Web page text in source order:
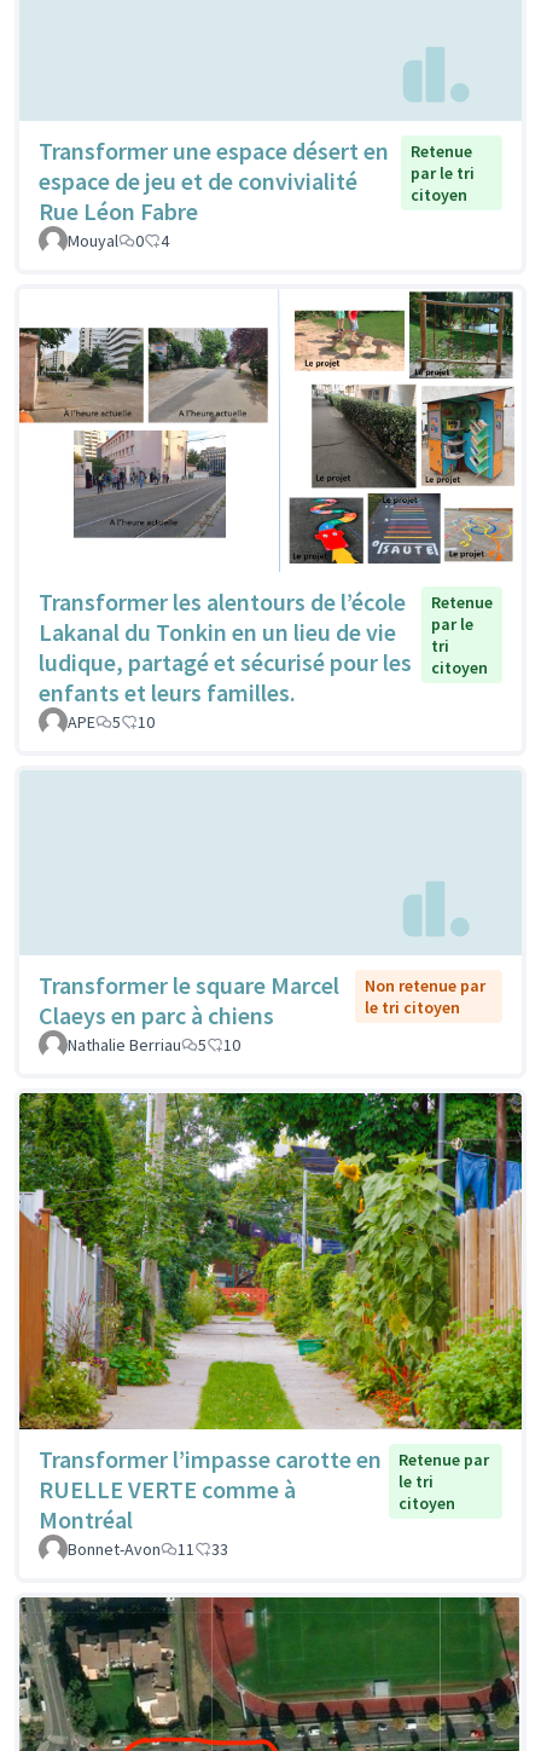
Transformer une espace désert en
espace de jeu et de convivialité
Rue Léon Fabre
Retenue
par le tri
citoyen
Mouyal 0 4
Transformer les alentours de l’école
Lakanal du Tonkin en un lieu de vie
ludique, partagé et sécurisé pour les
enfants et leurs familles.
Retenue
par le
tri
citoyen
APE 5 10
Transformer le square Marcel
Claeys en parc à chiens
Non retenue par
le tri citoyen
Nathalie Berriau
5 10
Transformer l’impasse carotte en
RUELLE VERTE comme à
Montréal
Retenue par
le tri
citoyen
Bonnet-Avon 11 33